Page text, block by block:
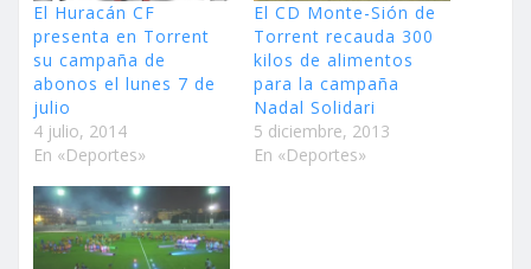
El Huracán CF
presenta en Torrent
su campaña de
abonos el lunes 7 de
julio
4 julio, 2014
En «Deportes»
El CD Monte-Sión de
Torrent recauda 300
kilos de alimentos
para la campaña
Nadal Solidari
5 diciembre, 2013
En «Deportes»